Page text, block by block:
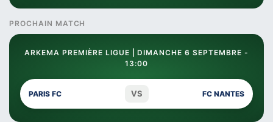
PROCHAIN MATCH
ARKEMA PREMIÈRE LIGUE | DIMANCHE 6 SEPTEMBRE -
13:00
PARIS FC VS FC NANTES